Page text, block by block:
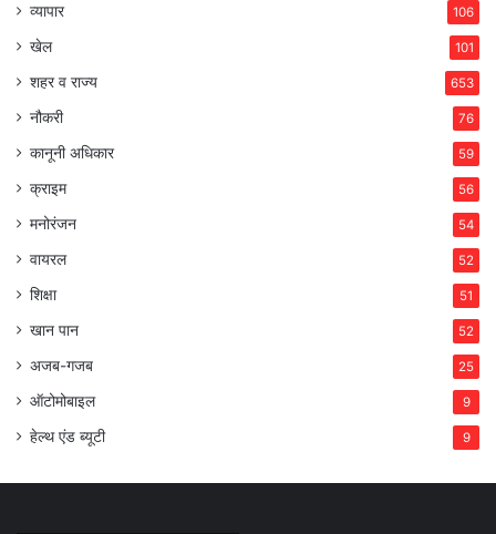
व्यापार 106
खेल 101
शहर व राज्य 653
नौकरी 76
कानूनी अधिकार 59
क्राइम 56
मनोरंजन 54
वायरल 52
शिक्षा 51
खान पान 52
अजब-गजब 25
ऑटोमोबाइल 9
हेल्थ एंड ब्यूटी 9